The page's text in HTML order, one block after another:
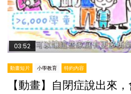
03:52
動畫短片 小學教育 特約內容
【動畫】自閉症說出來